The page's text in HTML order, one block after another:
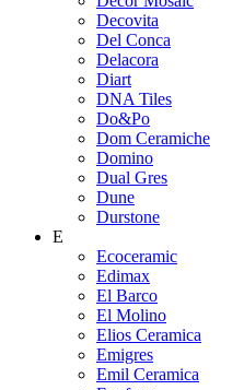
Decovita
Del Conca
Delacora
Diart
DNA Tiles
Do&Po
Dom Ceramiche
Domino
Dual Gres
Dune
Durstone
E
Ecoceramic
Edimax
El Barco
El Molino
Elios Ceramica
Emigres
Emil Ceramica